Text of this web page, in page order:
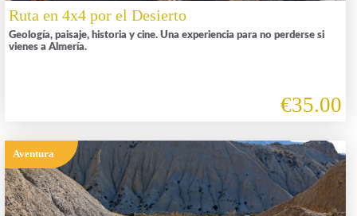
Ruta en 4x4 por el Desierto
Geología, paisaje, historia y cine. Una experiencia para no perderse si
vienes a Almería.
€35.00
Aventura